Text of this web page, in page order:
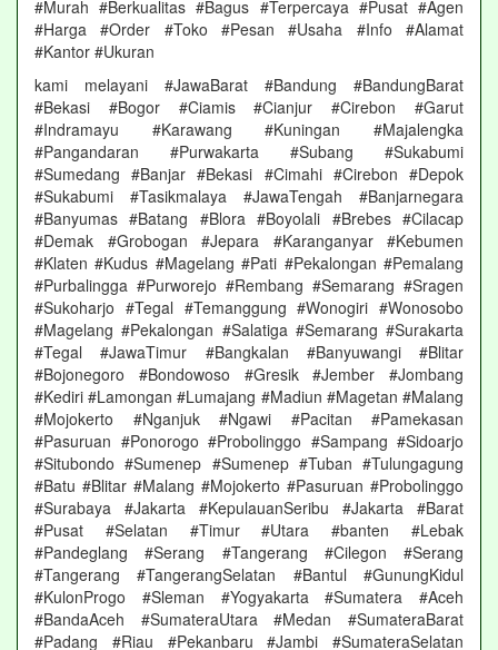
#Murah #Berkualitas #Bagus #Terpercaya #Pusat #Agen
#Harga #Order #Toko #Pesan #Usaha #Info #Alamat
#Kantor #Ukuran
kami melayani #JawaBarat #Bandung #BandungBarat
#Bekasi #Bogor #Ciamis #Cianjur #Cirebon #Garut
#Indramayu #Karawang #Kuningan #Majalengka
#Pangandaran #Purwakarta #Subang #Sukabumi
#Sumedang #Banjar #Bekasi #Cimahi #Cirebon #Depok
#Sukabumi #Tasikmalaya #JawaTengah #Banjarnegara
#Banyumas #Batang #Blora #Boyolali #Brebes #Cilacap
#Demak #Grobogan #Jepara #Karanganyar #Kebumen
#Klaten #Kudus #Magelang #Pati #Pekalongan #Pemalang
#Purbalingga #Purworejo #Rembang #Semarang #Sragen
#Sukoharjo #Tegal #Temanggung #Wonogiri #Wonosobo
#Magelang #Pekalongan #Salatiga #Semarang #Surakarta
#Tegal #JawaTimur #Bangkalan #Banyuwangi #Blitar
#Bojonegoro #Bondowoso #Gresik #Jember #Jombang
#Kediri #Lamongan #Lumajang #Madiun #Magetan #Malang
#Mojokerto #Nganjuk #Ngawi #Pacitan #Pamekasan
#Pasuruan #Ponorogo #Probolinggo #Sampang #Sidoarjo
#Situbondo #Sumenep #Sumenep #Tuban #Tulungagung
#Batu #Blitar #Malang #Mojokerto #Pasuruan #Probolinggo
#Surabaya #Jakarta #KepulauanSeribu #Jakarta #Barat
#Pusat #Selatan #Timur #Utara #banten #Lebak
#Pandeglang #Serang #Tangerang #Cilegon #Serang
#Tangerang #TangerangSelatan #Bantul #GunungKidul
#KulonProgo #Sleman #Yogyakarta #Sumatera #Aceh
#BandaAceh #SumateraUtara #Medan #SumateraBarat
#Padang #Riau #Pekanbaru #Jambi #SumateraSelatan